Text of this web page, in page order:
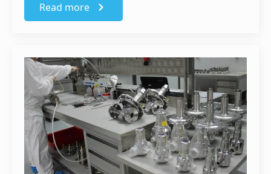
Read more